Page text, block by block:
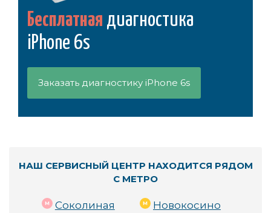
Бесплатная диагностика
iPhone 6s
Заказать диагностику iPhone 6s
НАШ СЕРВИСНЫЙ ЦЕНТР НАХОДИТСЯ РЯДОМ
С МЕТРО
Соколиная
Новокосино